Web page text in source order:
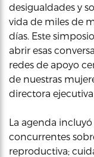
desigualdades y
vida de miles de
días. Este
abrir esas
redes de apoyo
de nuestras
directora ejecutiva
La agenda
concurrentes
reproductiva;